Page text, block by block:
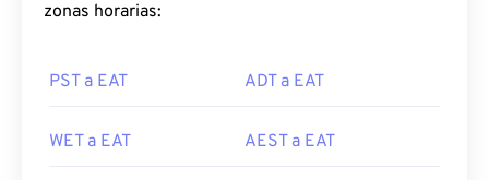
zonas horarias:
PST a EAT ADT a EAT
WET a EAT AEST a EAT